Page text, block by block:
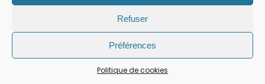
Refuser
Préférences
Politique de cookies
CONTACT
POLITIQUE DE COOKIES
Tous droits réservés |Yvetot Normandie